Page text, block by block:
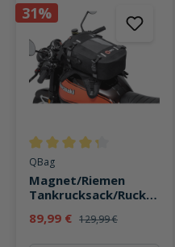
31%
Durchschnittliche
QBag
Magnet/Riemen
Tankrucksack/Rucksa
20 Lite
89,99 € 129,99 €